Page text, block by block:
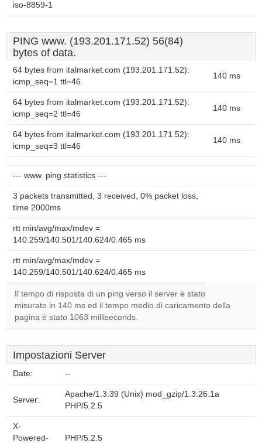
iso-8859-1
PING www. (193.201.171.52) 56(84)
bytes of data.
64 bytes from italmarket.com (193.201.171.52):
icmp_seq=1 ttl=46
140 ms
64 bytes from italmarket.com (193.201.171.52):
icmp_seq=2 ttl=46
140 ms
64 bytes from italmarket.com (193.201.171.52):
icmp_seq=3 ttl=46
140 ms
--- www. ping statistics ---
3 packets transmitted, 3 received, 0% packet loss,
time 2000ms
rtt min/avg/max/mdev =
140.259/140.501/140.624/0.465 ms
rtt min/avg/max/mdev =
140.259/140.501/140.624/0.465 ms
Il tempo di risposta di un ping verso il server è stato
misurato in 140 ms ed il tempo medio di caricamento della
pagina è stato 1063 milliseconds.
Impostazioni Server
Date: --
Server:
Apache/1.3.39 (Unix) mod_gzip/1.3.26.1a
PHP/5.2.5
X-
Powered-
PHP/5.2.5